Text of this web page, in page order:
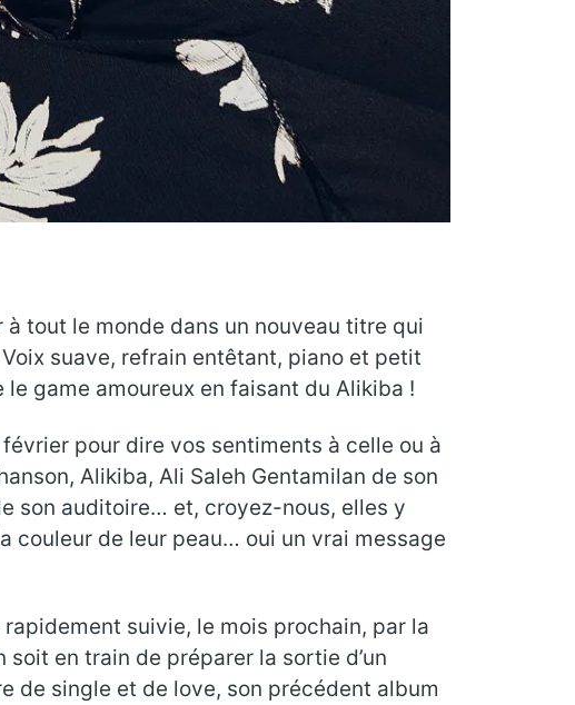
à tout le monde dans un nouveau titre qui
suave, refrain entêtant, piano et petit
game amoureux en faisant du Alikiba !
pour dire vos sentiments à celle ou à
Alikiba, Ali Saleh Gentamilan de son
son auditoire… et, croyez-nous, elles y
couleur de leur peau… oui un vrai message
suivie, le mois prochain, par la
en train de préparer la sortie d’un
de single et de love, son précédent album